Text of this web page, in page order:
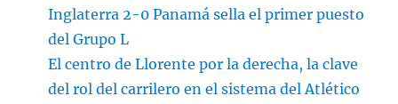
Inglaterra 2-0 Panamá sella el primer puesto
del Grupo L
El centro de Llorente por la derecha, la clave
del rol del carrilero en el sistema del Atlético